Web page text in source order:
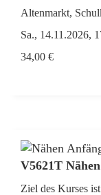
Altenmarkt,
Sa., 14.11.2026,
34,00 €
V5621T
Ziel des Kurses